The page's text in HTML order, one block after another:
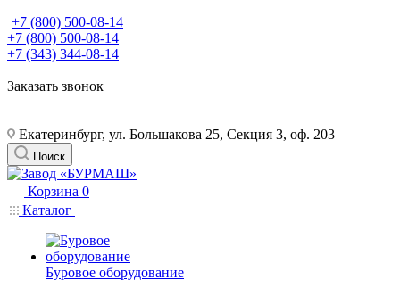
+7 (800) 500-08-14
+7 (800) 500-08-14
+7 (343) 344-08-14
Заказать звонок
Екатеринбург, ул. Большакова 25, Секция 3, оф. 203
Поиск
Корзина 0
Каталог
Буровое оборудование